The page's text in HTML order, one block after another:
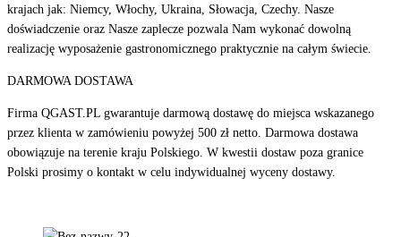
krajach jak: Niemcy, Włochy, Ukraina, Słowacja, Czechy. Nasze
doświadczenie oraz Nasze zaplecze pozwala Nam wykonać dowolną
realizację wyposażenie gastronomicznego praktycznie na całym świecie.
DARMOWA DOSTAWA
Firma QGAST.PL gwarantuje darmową dostawę do miejsca wskazanego
przez klienta w zamówieniu powyżej 500 zł netto. Darmowa dostawa
obowiązuje na terenie kraju Polskiego. W kwestii dostaw poza granice
Polski prosimy o kontakt w celu indywidualnej wyceny dostawy.